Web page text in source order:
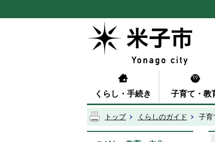
くらし・手続き 子育て・教
トップ くらしのガイド 子育